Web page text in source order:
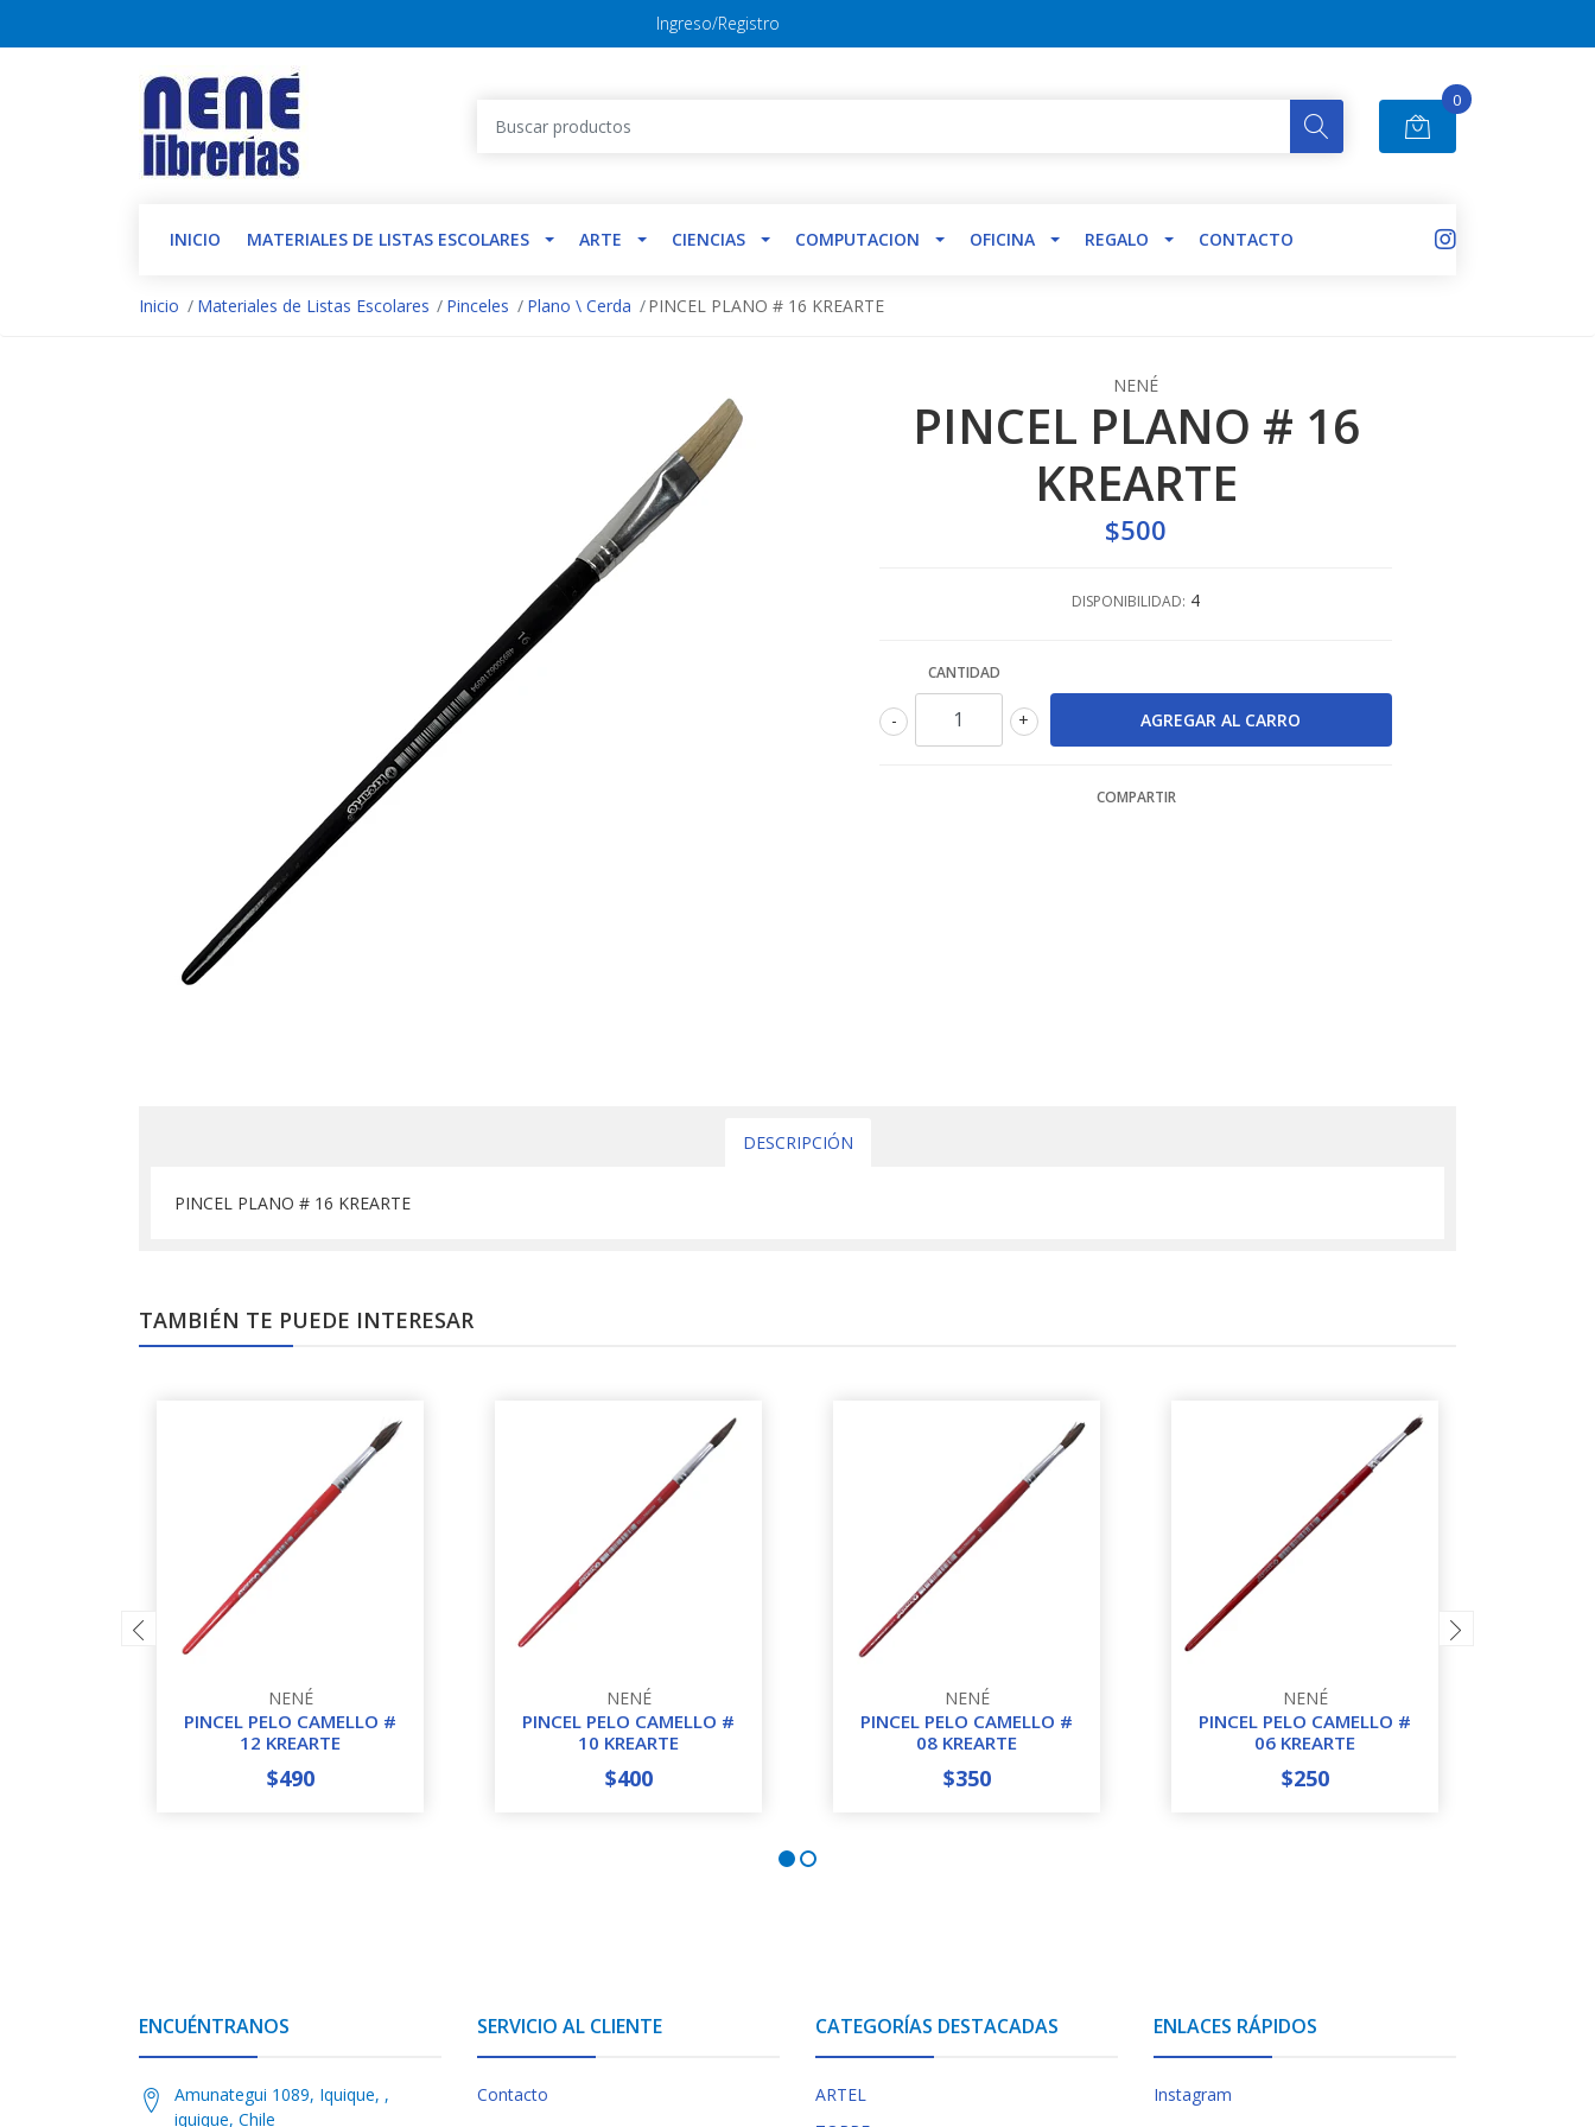
Ingreso/Registro
0
INICIO MATERIALES DE LISTAS ESCOLARES ARTE CIENCIAS COMPUTACION OFICINA REGALO CONTACTO
Inicio Materiales de Listas Escolares Pinceles Plano \ Cerda PINCEL PLANO # 16 KREARTE
NENÉ
PINCEL PLANO # 16
KREARTE
$500
DISPONIBILIDAD: 4
CANTIDAD
+
-
COMPARTIR
DESCRIPCIÓN
PINCEL PLANO # 16 KREARTE
TAMBIÉN TE PUEDE INTERESAR
NENÉ
PINCEL PELO CAMELLO #
12 KREARTE
+
$490
NENÉ
PINCEL PELO CAMELLO #
10 KREARTE
+
$400
NENÉ
PINCEL PELO CAMELLO #
08 KREARTE
+
$350
NENÉ
PINCEL PELO CAMELLO #
06 KREARTE
+
$250
ENCUÉNTRANOS
Amunategui 1089, Iquique, ,
iquique, Chile
SERVICIO AL CLIENTE
Contacto
CATEGORÍAS DESTACADAS
ARTEL
ENLACES RÁPIDOS
Instagram